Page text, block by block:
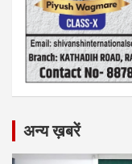
अन्य ख़बरें